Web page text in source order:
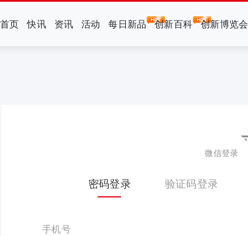
首页 快讯 资讯 活动 每日新品 创新百科 创新博览会
微信登录
密码登录 验证码登录
手机号